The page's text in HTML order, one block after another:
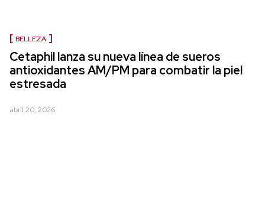
BELLEZA
Cetaphil lanza su nueva línea de sueros
antioxidantes AM/PM para combatir la piel
estresada
abril 20, 2026